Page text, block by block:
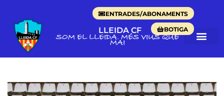
ENTRADES/ABONAMENTS
BOTIGA
LLEIDA CF
SOM EL LLEIDA. MÉS VIUS QUE
MAI